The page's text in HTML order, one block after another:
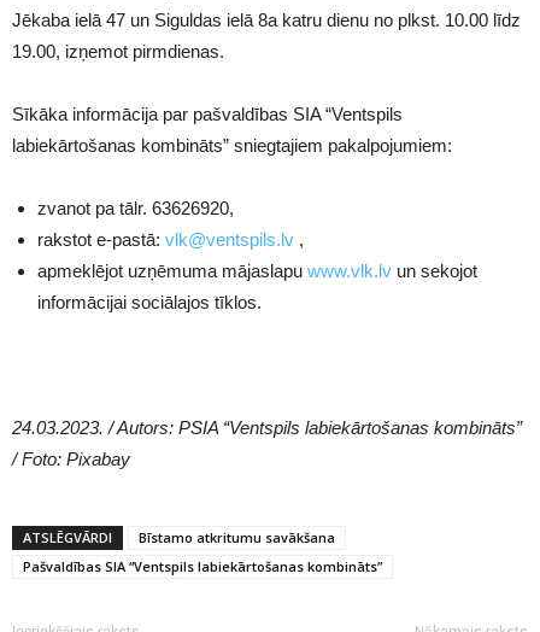
Jēkaba ielā 47 un Siguldas ielā 8a katru dienu no plkst. 10.00 līdz
19.00, izņemot pirmdienas.
Sīkāka informācija par pašvaldības SIA “Ventspils
labiekārtošanas kombināts” sniegtajiem pakalpojumiem:
zvanot pa tālr. 63626920,
rakstot e-pastā: vlk@ventspils.lv ,
apmeklējot uzņēmuma mājaslapu www.vlk.lv un sekojot
informācijai sociālajos tīklos.
24.03.2023. / Autors: PSIA “Ventspils labiekārtošanas kombināts”
/ Foto: Pixabay
ATSLĒGVĀRDI
Bīstamo atkritumu savākšana
Pašvaldības SIA “Ventspils labiekārtošanas kombināts”